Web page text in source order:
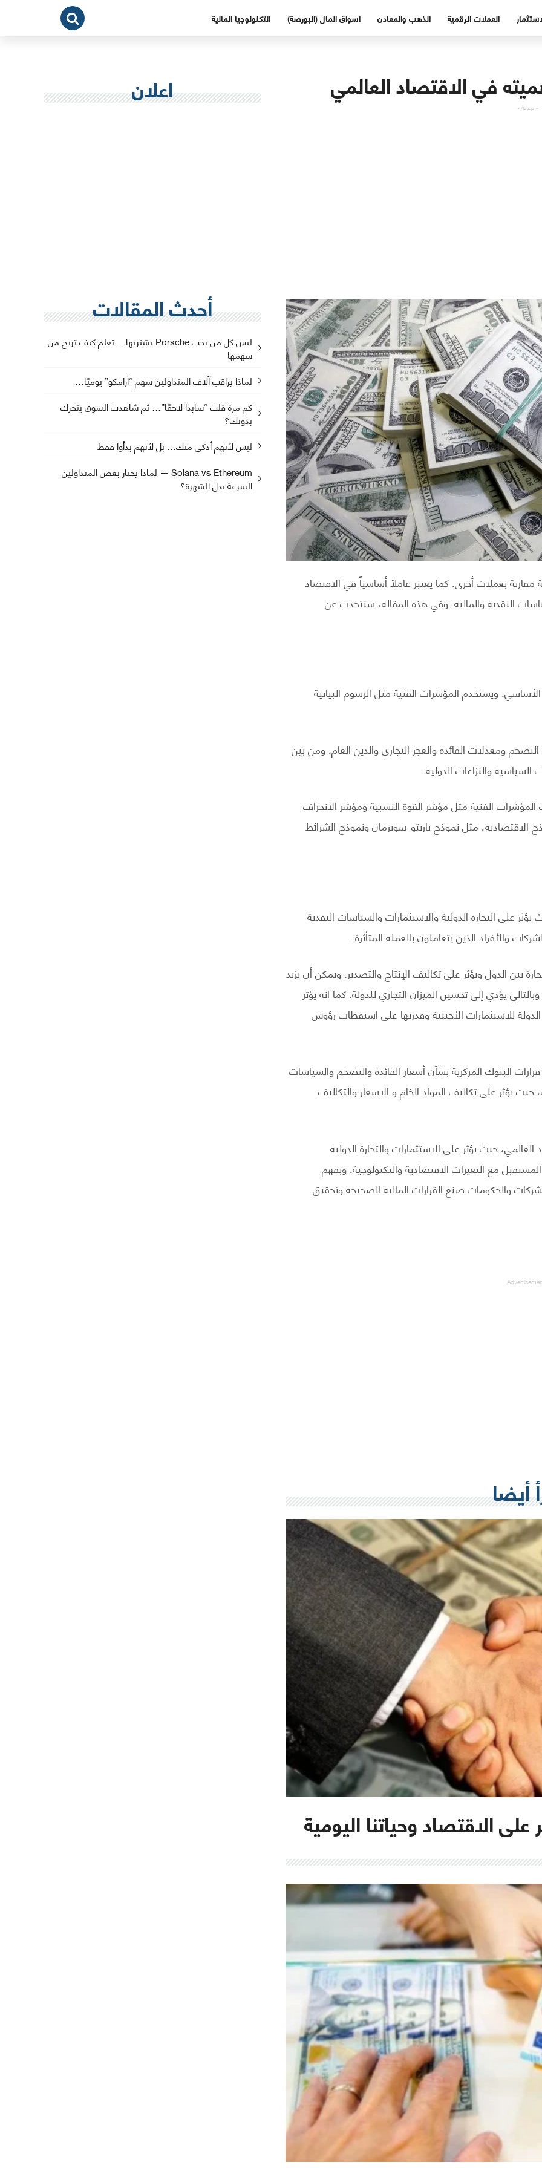
العملات الرقمية الذهب والمعادن اسواق المال (البورصة) التكنولوجيا المالية
في الاقتصاد العالمي
- برعاية -
مقارنة بعملات أخرى. كما يعتبر عاملاً أساسياً في الاقتصاد
النقدية والمالية. وفي هذه المقالة، سنتحدث عن
ويستخدم المؤشرات الفنية مثل الرسوم البيانية
ومعدلات الفائدة والعجز التجاري والدين العام. ومن بين
والنزاعات الدولية.
الفنية مثل مؤشر القوة النسبية ومؤشر الانحراف
مثل نموذج باريتو-سوبرمان ونموذج الشرائط
على التجارة الدولية والاستثمارات والسياسات النقدية
والأفراد الذين يتعاملون بالعملة المتأثرة.
بين الدول ويؤثر على تكاليف الإنتاج والتصدير. ويمكن أن يزيد
يؤدي إلى تحسين الميزان التجاري للدولة. كما أنه يؤثر
للاستثمارات الأجنبية وقدرتها على استقطاب رؤوس
البنوك المركزية بشأن أسعار الفائدة والتضخم والسياسات
حيث يؤثر على تكاليف المواد الخام و الاسعار والتكاليف
حيث يؤثر على الاستثمارات والتجارة الدولية
مع التغيرات الاقتصادية والتكنولوجية. وبفهم
والحكومات صنع القرارات المالية الصحيحة وتحقيق
أيضا
الاقتصاد وحياتنا اليومية
اعلان
أحدث المقالات
ليس كل من يحب Porsche يشتريها… تعلم كيف تربح من
سهمها
لماذا يراقب آلاف المتداولين سهم “أرامكو” يوميًا…
كم مرة قلت “سأبدأ لاحقًا”… ثم شاهدت السوق يتحرك
بدونك؟
ليس لأنهم أذكى منك… بل لأنهم بدأوا فقط
Solana vs Ethereum — لماذا يختار بعض المتداولين
السرعة بدل الشهرة؟